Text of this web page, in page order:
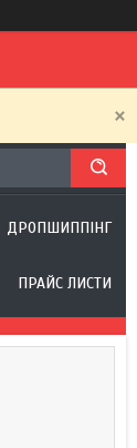
ДРОПШИППІНГ
ПРАЙС ЛИСТИ